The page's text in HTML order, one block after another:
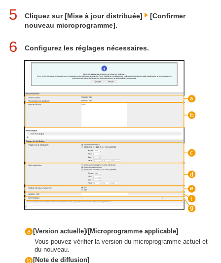
5 Cliquez sur [Mise à jour distribuée]
[Confirmer
nouveau microprogramme].
6 Configurez les réglages nécessaires.
[Version actuelle]/[Microprogramme applicable]
Vous pouvez vérifier la version du microprogramme actuel et
du nouveau.
[Note de diffusion]